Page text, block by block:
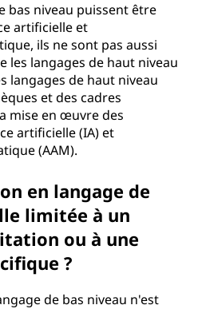
bas niveau puissent être
artificielle et
ils ne sont pas aussi
les langages de haut niveau
langages de haut niveau
et des cadres
mise en œuvre des
artificielle (IA) et
(AAM).
en langage de
limitée à un
ou à une
?
de bas niveau n'est